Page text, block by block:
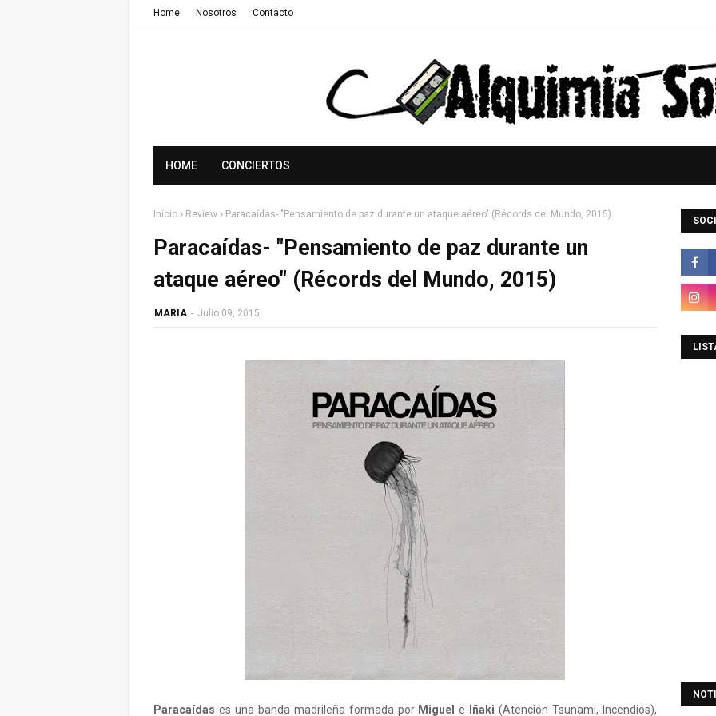
Home Nosotros Contacto
HOME CONCIERTOS
Inicio Review Paracaídas- "Pensamiento de paz durante un ataque aéreo" (Récords del Mundo, 2015)
Paracaídas- "Pensamiento de paz durante un
ataque aéreo" (Récords del Mundo, 2015)
MARIA - Julio 09, 2015
Paracaídas es una banda madrileña formada por Miguele Iñaki(Atención Tsunami, Incendios),